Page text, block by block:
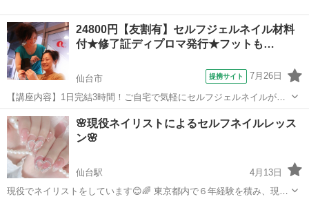
24800円【友割有】セルフジェルネイル材料
付★修了証ディプロマ発行★フットも…
仙台市 提携サイト 7月26日
【講座内容】1日完結3時間！ご自宅で気軽にセルフジェルネイルが楽
しめるようになるレッスンです。デザインは特に指定が無ければ、初
心者の方でも簡単なラメグラデーションを予定していますがご希望に
応じて他のデザインへの変更応相談！（...
宮城 仙台市 ネイル
🌸現役ネイリストによるセルフネイルレッス
ン🌸
仙台駅
4月13日
現役でネイリストをしています😊🌈 東京都内で６年経験を積み、現在